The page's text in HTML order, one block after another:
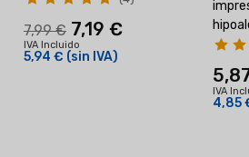
7,99 € 7,19 €
IVA Incluido
5,94 € (sin IVA)
IVA
4,85